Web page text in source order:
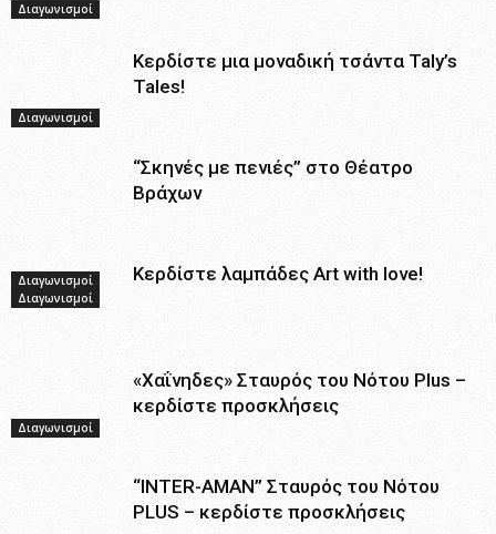
Διαγωνισμοί
Διαγωνισμοί
Κερδίστε μια μοναδική τσάντα Taly’s
Tales!
Διαγωνισμοί
“Σκηνές με πενιές” στο Θέατρο
Βράχων
Διαγωνισμοί
Κερδίστε λαμπάδες Art with love!
Διαγωνισμοί
«Χαΐνηδες» Σταυρός του Νότου Plus –
κερδίστε προσκλήσεις
“ΙNTER-AMAN” Σταυρός του Νότου
PLUS – κερδίστε προσκλήσεις